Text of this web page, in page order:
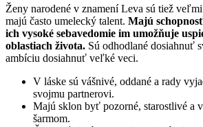
Ženy narodené v znamení Leva sú tiež veľmi
majú často umelecký talent. Majú
ich vysoké sebavedomie im umožňuje
oblastiach života. Sú odhodlané dosiahnuť
ambíciu dosiahnuť veľké veci.
V láske sú vášnivé, oddané a rady
svojmu partnerovi.
Majú sklon byť pozorné, starostlivé a
šarmom.